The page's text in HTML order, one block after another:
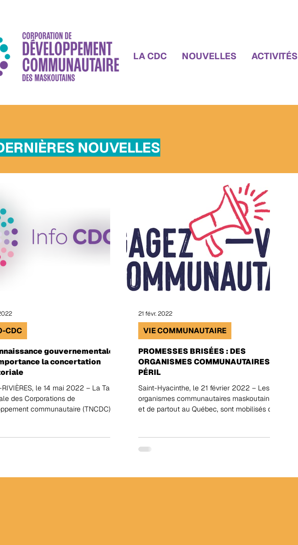
LA CDC NOUVELLES ACTIVITÉS
NOUVELLES
gouvernementale
la concertation
le 14 mai 2022 – La Table
des Corporations de
communautaire (TNCDC) se
CDC
PROMESSES BRISÉES : DES
ORGANISMES COMMUNAUTAIRES EN
PÉRIL
Saint-Hyacinthe, le 21 février 2022 – Les
organismes communautaires maskoutains,
et de partout au Québec, sont mobilisés du
VIE COMMUNAUTAIRE
21 févr. 2022